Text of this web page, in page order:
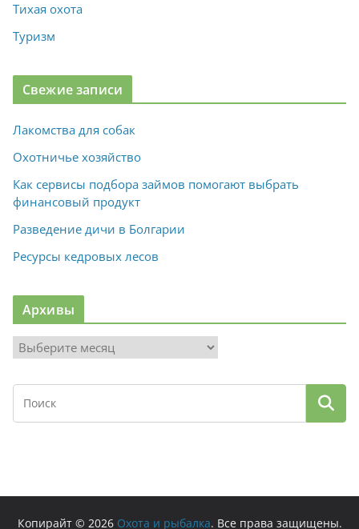
Тихая охота
Туризм
Свежие записи
Лакомства для собак
Охотничье хозяйство
Как сервисы подбора займов помогают выбрать
финансовый продукт
Разведение дичи в Болгарии
Ресурсы кедровых лесов
Архивы
х
в
Копирайт © 2026 Охота и рыбалка. Все права защищены.